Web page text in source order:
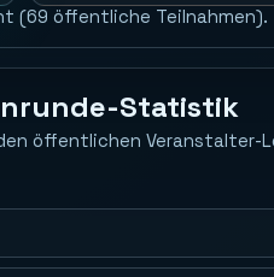
(69 öffentliche Teilnahmen).
Statistik
öffentlichen Veranstalter-